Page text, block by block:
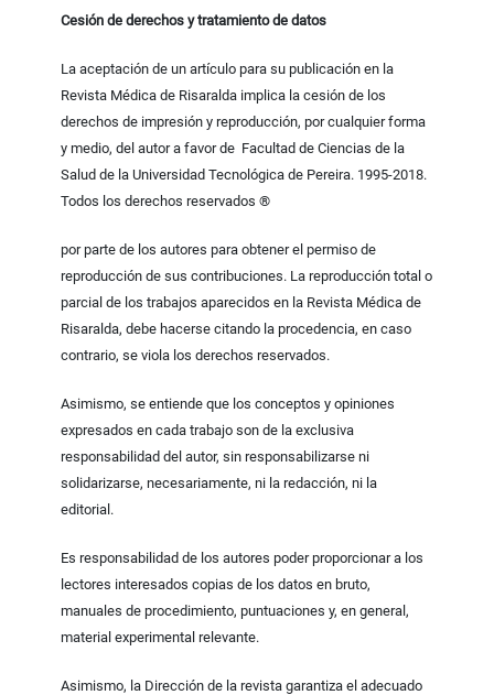
Cesión de derechos y tratamiento de datos
La aceptación de un artículo para su publicación en la
Revista Médica de Risaralda implica la cesión de los
derechos de impresión y reproducción, por cualquier forma
y medio, del autor a favor de Facultad de Ciencias de la
Salud de la Universidad Tecnológica de Pereira. 1995-2018.
Todos los derechos reservados ®
por parte de los autores para obtener el permiso de
reproducción de sus contribuciones. La reproducción total o
parcial de los trabajos aparecidos en la Revista Médica de
Risaralda, debe hacerse citando la procedencia, en caso
contrario, se viola los derechos reservados.
Asimismo, se entiende que los conceptos y opiniones
expresados en cada trabajo son de la exclusiva
responsabilidad del autor, sin responsabilizarse ni
solidarizarse, necesariamente, ni la redacción, ni la
editorial.
Es responsabilidad de los autores poder proporcionar a los
lectores interesados copias de los datos en bruto,
manuales de procedimiento, puntuaciones y, en general,
material experimental relevante.
Asimismo, la Dirección de la revista garantiza el adecuado